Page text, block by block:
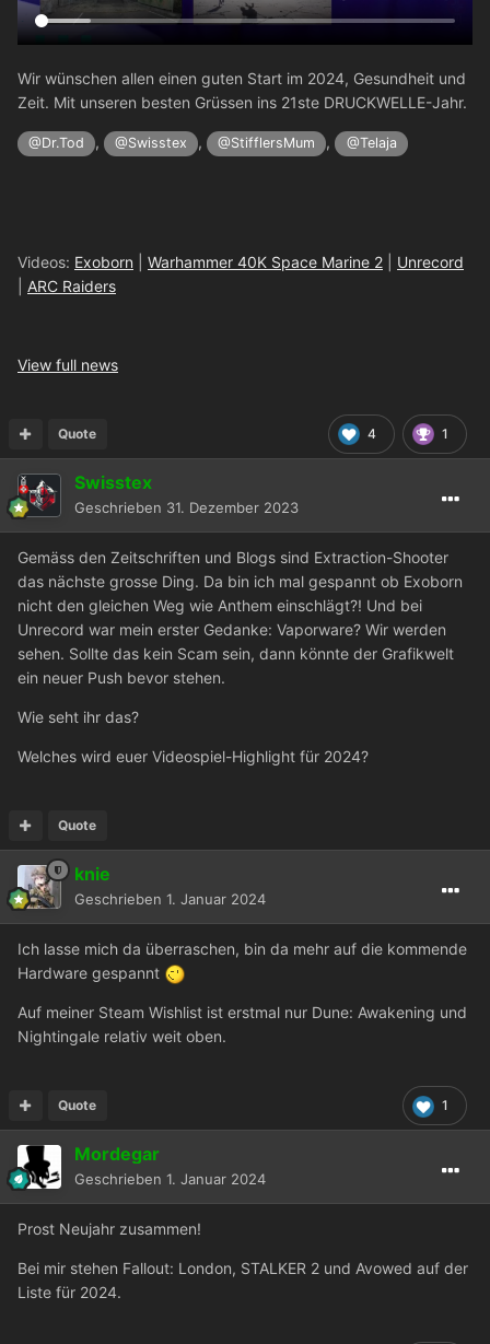
Wir wünschen allen einen guten Start im 2024, Gesundheit und
Zeit. Mit unseren besten Grüssen ins 21ste DRUCKWELLE-Jahr.
@Dr.Tod , @Swisstex , @StifflersMum , @Telaja
Videos: Exoborn Warhammer 40K Space Marine 2
Unrecord
ARC Raiders
View full news
4 1
Quote
Swisstex
Geschrieben 31. Dezember 2023
Gemäss den Zeitschriften und Blogs sind Extraction-Shooter
das nächste grosse Ding. Da bin ich mal gespannt ob Exoborn
nicht den gleichen Weg wie Anthem einschlägt?! Und bei
Unrecord war mein erster Gedanke: Vaporware? Wir werden
sehen. Sollte das kein Scam sein, dann könnte der Grafikwelt
ein neuer Push bevor stehen.
Wie seht ihr das?
Welches wird euer Videospiel-Highlight für 2024?
Quote
knie
Geschrieben 1. Januar 2024
Ich lasse mich da überraschen, bin da mehr auf die kommende
Hardware gespannt
Auf meiner Steam Wishlist ist erstmal nur Dune: Awakening und
Nightingale relativ weit oben.
1
Quote
Mordegar
Geschrieben 1. Januar 2024
Prost Neujahr zusammen!
Bei mir stehen Fallout: London, STALKER 2 und Avowed auf der
Liste für 2024.